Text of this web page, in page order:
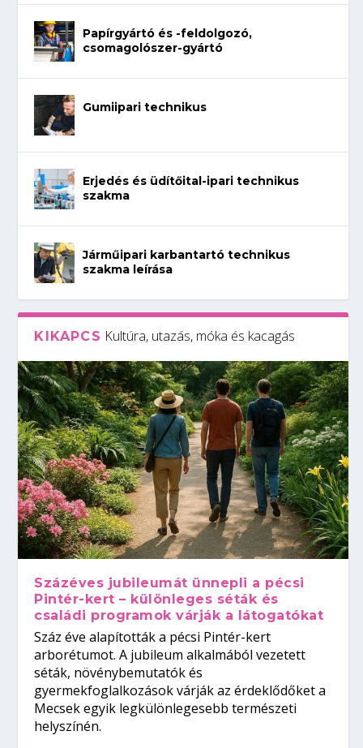
Papírgyártó és -feldolgozó,
csomagolószer-gyártó
Gumiipari technikus
Erjedés és üdítőital-ipari technikus
szakma
Járműipari karbantartó technikus
szakma leírása
KIKAPCS Kultúra, utazás, móka és kacagás
Százéves jubileumát ünnepli a pécsi
Pintér-kert – különleges séták és
családi programok várják a látogatókat
Száz éve alapították a pécsi Pintér-kert
arborétumot. A jubileum alkalmából vezetett
séták, növénybemutatók és
gyermekfoglalkozások várják az érdeklődőket a
Mecsek egyik legkülönlegesebb természeti
helyszínén.